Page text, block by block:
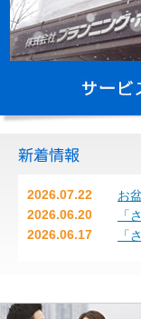
2026.07.22
お
2026.06.20
「
2026.06.17
「